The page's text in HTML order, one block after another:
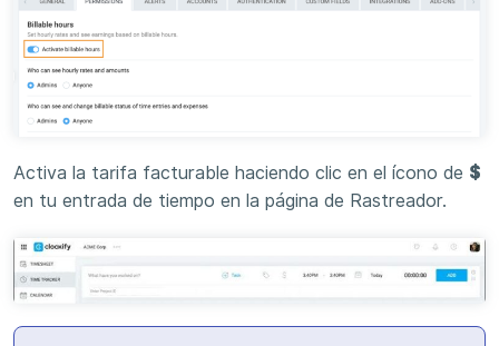
Activa la tarifa facturable haciendo clic en el ícono de $
en tu entrada de tiempo en la página de Rastreador.